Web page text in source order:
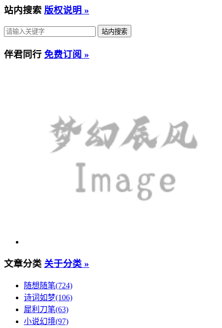
站内搜索 版权说明 »
伴君同行 免费订阅 »
文章分类 关于分类 »
随想随笔(724)
诗词如梦(106)
犀利刀笔(63)
小说幻境(97)